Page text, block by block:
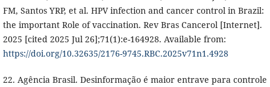
FM, Santos YRP, et al. HPV infection and cancer control in Brazil:
the important Role of vaccination. Rev Bras Cancerol [Internet].
2025 [cited 2025 Jul 26];71(1):e-164928. Available from:
https://doi.org/10.32635/2176-9745.RBC.2025v71n1.4928
22. Agência Brasil. Desinformação é maior entrave para controle